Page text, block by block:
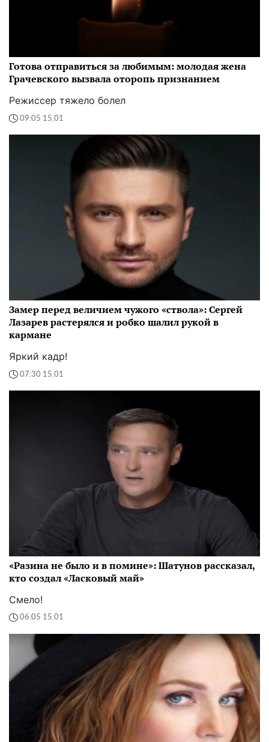
Готова отправиться за любимым: молодая жена
Грачевского вызвала оторопь признанием
Режиссер тяжело болел
09:05 15.01
Замер перед величием чужого «ствола»: Сергей
Лазарев растерялся и робко шалил рукой в
кармане
Яркий кадр!
07:30 15.01
«Разина не было и в помине»: Шатунов рассказал,
кто создал «Ласковый май»
Смело!
06:05 15.01